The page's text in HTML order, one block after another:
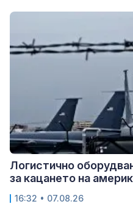
Логистично
за кацането на
16:32 • 07.08.26